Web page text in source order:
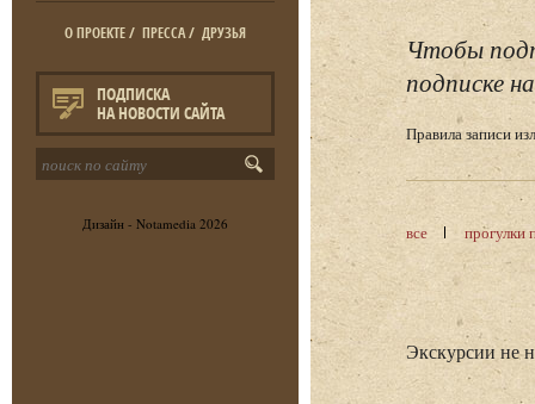
О ПРОЕКТЕ/ ПРЕССА/ ДРУЗЬЯ
ПОДПИСКА
НА НОВОСТИ САЙТА
Дизайн - Notamedia 2026
Чтобы
подписке
Правила записи
все прогулки
Экскурсии не